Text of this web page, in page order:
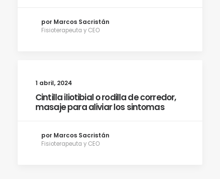
por Marcos Sacristán
Fisioterapeuta y CEO
1 abril, 2024
Cintilla iliotibial o rodilla de corredor,
masaje para aliviar los sintomas
por Marcos Sacristán
Fisioterapeuta y CEO